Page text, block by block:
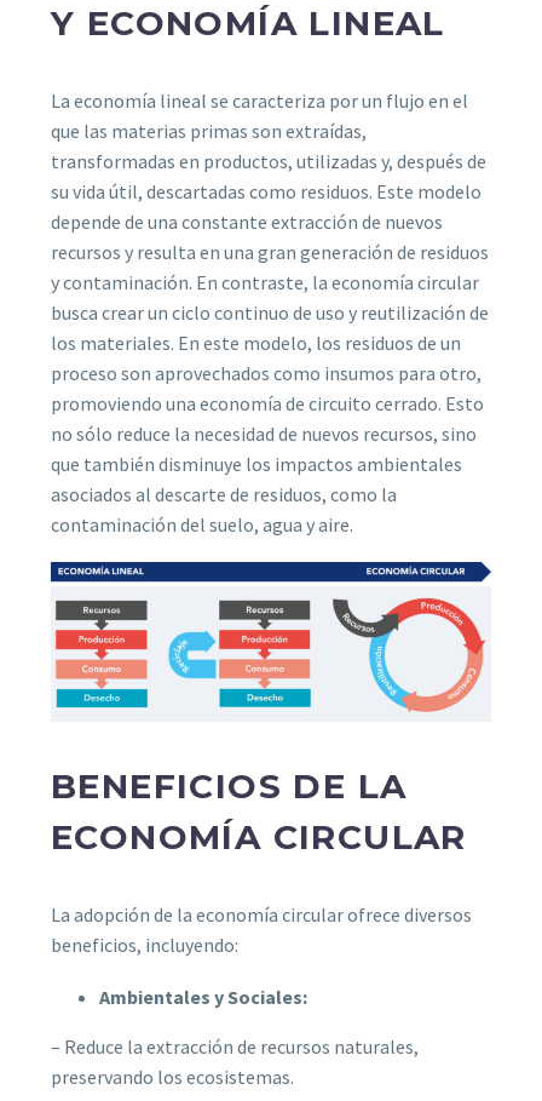
Y ECONOMÍA LINEAL
La economía lineal se caracteriza por un flujo en el
que las materias primas son extraídas,
transformadas en productos, utilizadas y, después de
su vida útil, descartadas como residuos. Este modelo
depende de una constante extracción de nuevos
recursos y resulta en una gran generación de residuos
y contaminación. En contraste, la economía circular
busca crear un ciclo continuo de uso y reutilización de
los materiales. En este modelo, los residuos de un
proceso son aprovechados como insumos para otro,
promoviendo una economía de circuito cerrado. Esto
no sólo reduce la necesidad de nuevos recursos, sino
que también disminuye los impactos ambientales
asociados al descarte de residuos, como la
contaminación del suelo, agua y aire.
BENEFICIOS DE LA
ECONOMÍA CIRCULAR
La adopción de la economía circular ofrece diversos
beneficios, incluyendo:
Ambientales y Sociales:
– Reduce la extracción de recursos naturales,
preservando los ecosistemas.